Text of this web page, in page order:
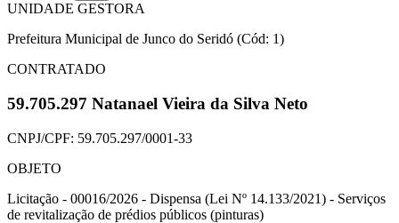
UNIDADE GESTORA
Prefeitura Municipal de Junco do Seridó (Cód: 1)
CONTRATADO
59.705.297 Natanael Vieira da Silva Neto
CNPJ/CPF: 59.705.297/0001-33
OBJETO
Licitação - 00016/2026 - Dispensa (Lei Nº 14.133/2021) - Serviços
de revitalização de prédios públicos (pinturas)